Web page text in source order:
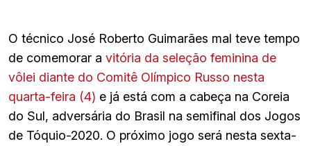
O técnico José Roberto Guimarães mal teve tempo
de comemorar a vitória da seleção feminina de
vôlei diante do Comitê Olímpico Russo nesta
quarta-feira (4) e já está com a cabeça na Coreia
do Sul, adversária do Brasil na semifinal dos Jogos
de Tóquio-2020. O próximo jogo será nesta sexta-